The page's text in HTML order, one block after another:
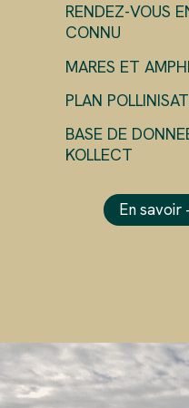
RENDEZ-VOUS
CONNU
MARES ET
PLAN
BASE DE
KOLLECT
En savoir